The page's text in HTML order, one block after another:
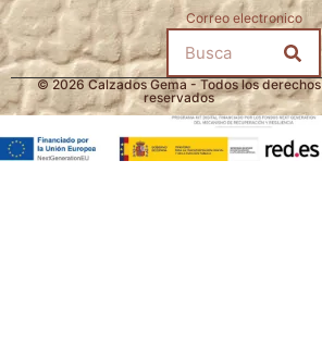
Correo electronico
© 2026 Calzados Gema - Todos los derechos
reservados